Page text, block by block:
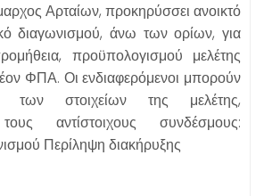
Αρταίων, προκηρύσσει ανοικτό
διαγωνισμού, άνω των ορίων, για
προϋπολογισμού μελέτης
ΦΠΑ. Οι ενδιαφερόμενοι μπορούν
στοιχείων της μελέτης,
αντίστοιχους συνδέσμους:
Περίληψη διακήρυξης